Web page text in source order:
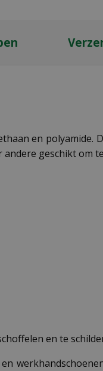
en polyamide.
andere geschikt
en te